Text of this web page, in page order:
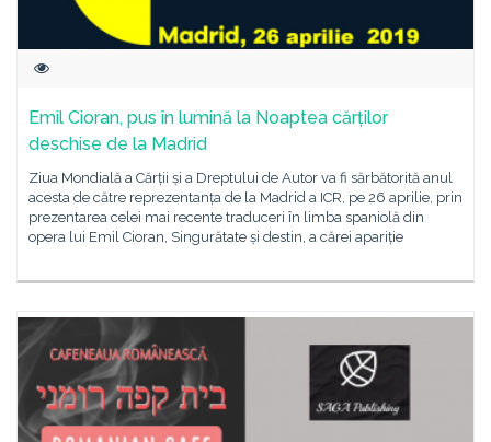
Emil Cioran, pus în lumină la Noaptea cărților
deschise de la Madrid
Ziua Mondială a Cărții și a Dreptului de Autor va fi sărbătorită anul
acesta de către reprezentanța de la Madrid a ICR, pe 26 aprilie, prin
prezentarea celei mai recente traduceri în limba spaniolă din
opera lui Emil Cioran, Singurătate și destin, a cărei apariție